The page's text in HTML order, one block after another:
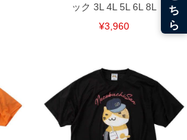
ック 3L 4L 5L 6L 8L
¥3,960